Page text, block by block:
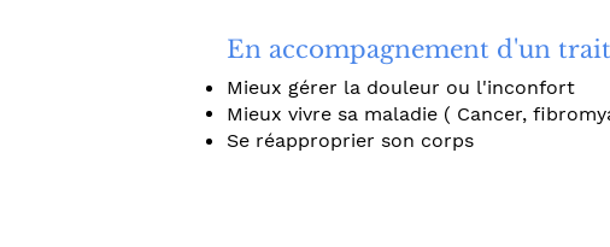
En accompagnement d'un
Mieux gérer la douleur ou l'inconfort
Mieux vivre sa maladie ( Cancer,
Se réapproprier son corps